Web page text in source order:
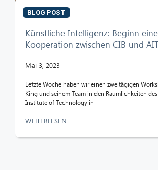
BLOG POST
Künstliche Intelligenz: Beginn
Kooperation zwischen CIB und
Mai 3, 2023
Letzte Woche haben wir einen zweitägigen
King und seinem Team in den Räumlichkeiten
Institute of Technology in
WEITERLESEN